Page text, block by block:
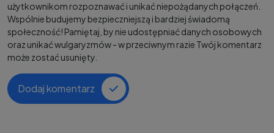
użytkownikom rozpoznawać i unikać niepożądanych połączeń.
Wspólnie budujemy bezpieczniejszą i bardziej świadomą
społeczność! Pamiętaj, by nie udostępniać danych osobowych
oraz unikać wulgaryzmów - w przeciwnym razie Twój komentarz
może zostać usunięty.
Dodaj komentarz